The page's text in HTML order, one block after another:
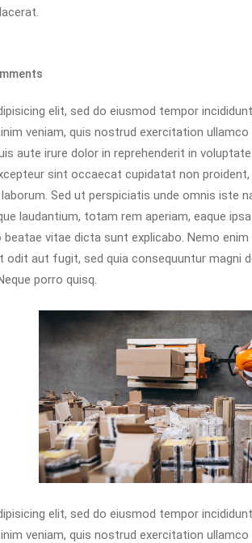
elit, sed do eiusmod tempor
veniam, quis nostrud exercitation ullamco
aute irure dolor in reprehenderit in
sint occaecat cupidatat non
Sed ut perspiciatis unde omnis iste
laudantium, totam rem aperiam, eaque ipsa
vitae dicta sunt explicabo. Nemo enim
aut fugit, sed quia consequuntur magni
porro quisq.
elit, sed do eiusmod tempor
veniam, quis nostrud exercitation ullamco